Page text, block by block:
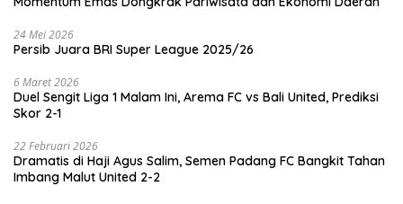
24 Mei 2026
Persib Juara BRI Super League 2025/26
6 Maret 2026
Duel Sengit Liga 1 Malam Ini, Arema FC vs Bali United, Prediksi
Skor 2-1
22 Februari 2026
Dramatis di Haji Agus Salim, Semen Padang FC Bangkit Tahan
Imbang Malut United 2-2